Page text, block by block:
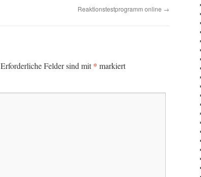
Reaktionstestprogramm online →
Erforderliche Felder sind mit* markiert